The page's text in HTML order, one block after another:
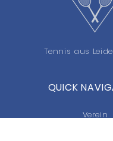
Tennis aus
QUICK
Verein